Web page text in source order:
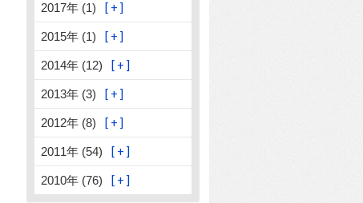
2017年 (1)
2015年 (1)
2014年 (12)
2013年 (3)
2012年 (8)
2011年 (54)
2010年 (76)